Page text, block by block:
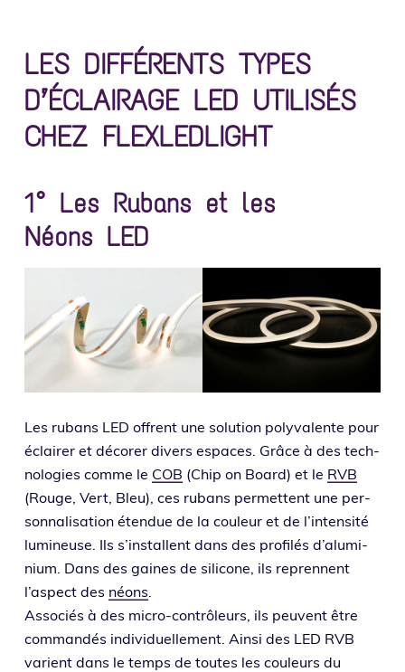
LES DIFFÉRENTS TYPES
D’ÉCLAIRAGE LED UTILISÉS
CHEZ FLEXLEDLIGHT
1° Les Rubans et les
Néons LED
Les rubans LED offrent une solu­tion poly­va­lente pour
éclai­rer et déco­rer divers espaces. Grâce à des tech­
no­lo­gies comme le COB (Chip on Board) et le RVB
(Rouge, Vert, Bleu), ces rubans per­mettent une per­
son­na­li­sa­tion éten­due de la cou­leur et de l’in­ten­si­té
lumi­neuse. Ils s’ins­tallent dans des pro­fi­lés d’a­lu­mi­
nium. Dans des gaines de sili­cone, ils reprennent
l’as­pect des néons
Associés à des micro-contrô­leurs, ils peuvent être
com­man­dés indi­vi­duel­le­ment. Ainsi des LED RVB
varient dans le temps de toutes les cou­leurs du